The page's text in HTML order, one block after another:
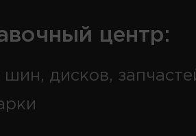
центр:
шин, дисков,